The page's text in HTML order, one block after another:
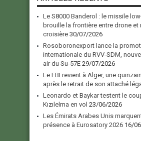
Le S8000 Banderol : le missile
brouille la frontière entre drone et
croisière 30/07/2026
Rosoboronexport lance la
internationale du RVV-SDM,
air du Su-57E 29/07/2026
Le FBI revient à Alger, une
après le retrait de son attaché
Leonardo et Baykar testent le
Kızılelma en vol 23/06/2026
Les Émirats Arabes Unis
présence à Eurosatory 2026 16/